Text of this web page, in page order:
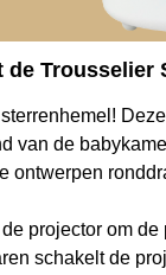
de Trousselier
van de
ontwerpen
projector om
schakelt de